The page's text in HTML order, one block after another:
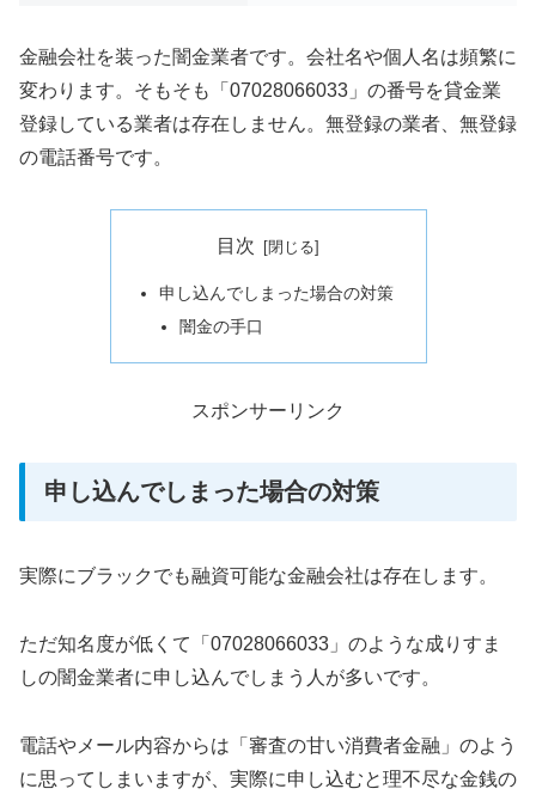
金融会社を装った闇金業者です。会社名や個人名は頻繁に
変わります。そもそも「07028066033」の番号を貸金業
登録している業者は存在しません。無登録の業者、無登録
の電話番号です。
目次
申し込んでしまった場合の対策
闇金の手口
スポンサーリンク
申し込んでしまった場合の対策
実際にブラックでも融資可能な金融会社は存在します。
ただ知名度が低くて「07028066033」のような成りすま
しの闇金業者に申し込んでしまう人が多いです。
電話やメール内容からは「審査の甘い消費者金融」のよう
に思ってしまいますが、実際に申し込むと理不尽な金銭の